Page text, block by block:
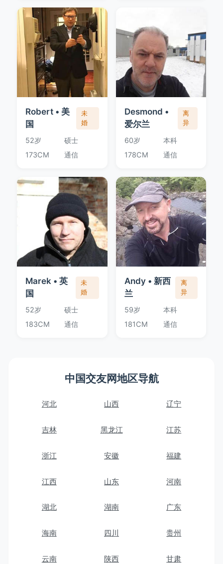
Robert • 美
国
未
婚
52岁
硕士
173CM
通信
Desmond •
爱尔兰
离
异
60岁
本科
178CM
通信
Marek • 英
国
未
婚
52岁
硕士
183CM
通信
Andy • 新西
兰
离
异
59岁
本科
181CM
通信
中国交友网地区导航
河北 山西 辽宁
吉林 黑龙江 江苏
浙江 安徽 福建
江西 山东 河南
湖北 湖南 广东
海南 四川 贵州
云南 陕西 甘肃